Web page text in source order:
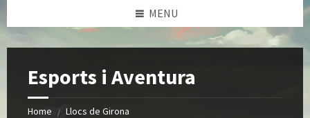
MENU
Esports i Aventura
Home / Llocs de Girona